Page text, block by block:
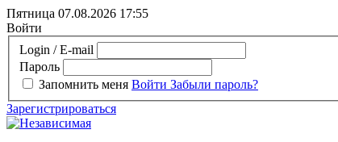
Пятница 07.08.2026 17:55
Войти
Login / E-mail
Пароль
Запомнить меня Войти Забыли пароль?
Зарегистрироваться